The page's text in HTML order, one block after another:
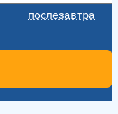
послезавтра